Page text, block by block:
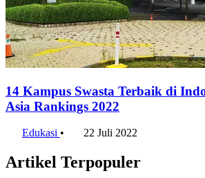
14 Kampus Swasta Terbaik di
Asia Rankings 2022
Edukasi • 22 Juli 2022
Artikel Terpopuler